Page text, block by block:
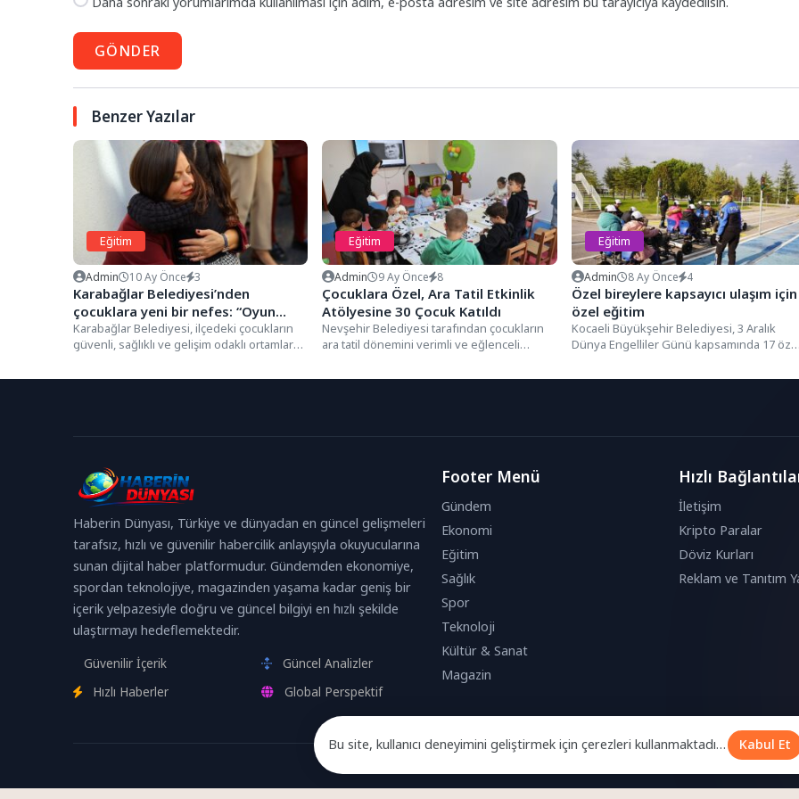
GÖNDER
Benzer Yazılar
Eğitim
Admin 10 Ay Önce 3
Karabağlar Belediyesi’nden
çocuklara yeni bir nefes: “Oyun
Akademisi” Açıldı
Karabağlar Belediyesi, ilçedeki çocukların
güvenli, sağlıklı ve gelişim odaklı ortamlarda
Oyun...
Eğitim
Admin 9 Ay Önce 8
Çocuklara Özel, Ara Tatil Etkinlik
Atölyesine 30 Çocuk Katıldı
Nevşehir Belediyesi tarafından çocukların
ara tatil dönemini verimli ve eğlenceli
birbirinden...
Eğitim
Admin 8 Ay Önce 4
Özel bireylere kapsayıcı ulaşım için
özel eğitim
Kocaeli Büyükşehir Belediyesi, 3 Aralık
Dünya Engelliler Günü kapsamında 17
Haberin Dünyası, Türkiye ve dünyadan en güncel gelişmeleri
tarafsız, hızlı ve güvenilir habercilik anlayışıyla okuyucularına
sunan dijital haber platformudur. Gündemden ekonomiye,
spordan teknolojiye, magazinden yaşama kadar geniş bir
içerik yelpazesiyle doğru ve güncel bilgiyi en hızlı şekilde
ulaştırmayı hedeflemektedir.
Güvenilir İçerik
Güncel Analizler
Hızlı Haberler
Global Perspektif
Footer Menü
Gündem
Ekonomi
Eğitim
Sağlık
Spor
Teknoloji
Kültür & Sanat
Magazin
Hızlı
İletişim
Kripto Paralar
Döviz Kurları
Reklam ve Tanıtım
Bu site, kullanıcı deneyimini geliştirmek için çerezleri kullanmaktadır.
Kabul Et